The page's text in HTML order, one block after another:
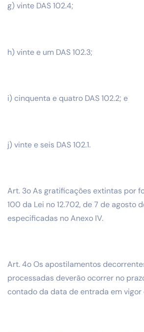
g) vinte DAS 102.4;
h) vinte e um DAS 102.3;
i) cinquenta e quatro DAS 102.2; e
j) vinte e seis DAS 102.1.
Art. 3o As gratificações extintas por
100 da Lei no 12.702, de 7 de agosto
especificadas no Anexo IV.
Art. 4o Os apostilamentos
processadas deverão ocorrer no
contado da data de entrada em